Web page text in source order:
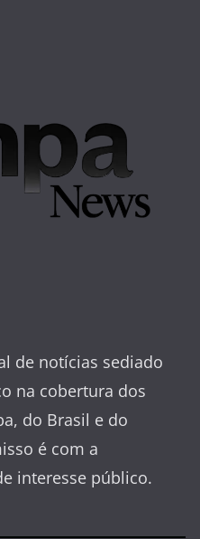
de notícias sediado
na cobertura dos
do Brasil e do
é com a
interesse público.